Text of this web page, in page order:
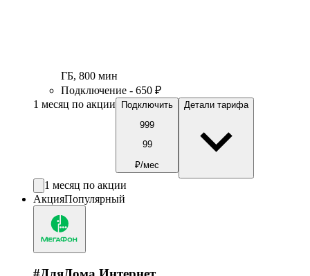
ГБ, 800 мин
Подключение - 650 ₽
1 месяц по акции
Подключить
999
99
₽/мес
Детали тарифа
1 месяц по акции
АкцияПопулярный